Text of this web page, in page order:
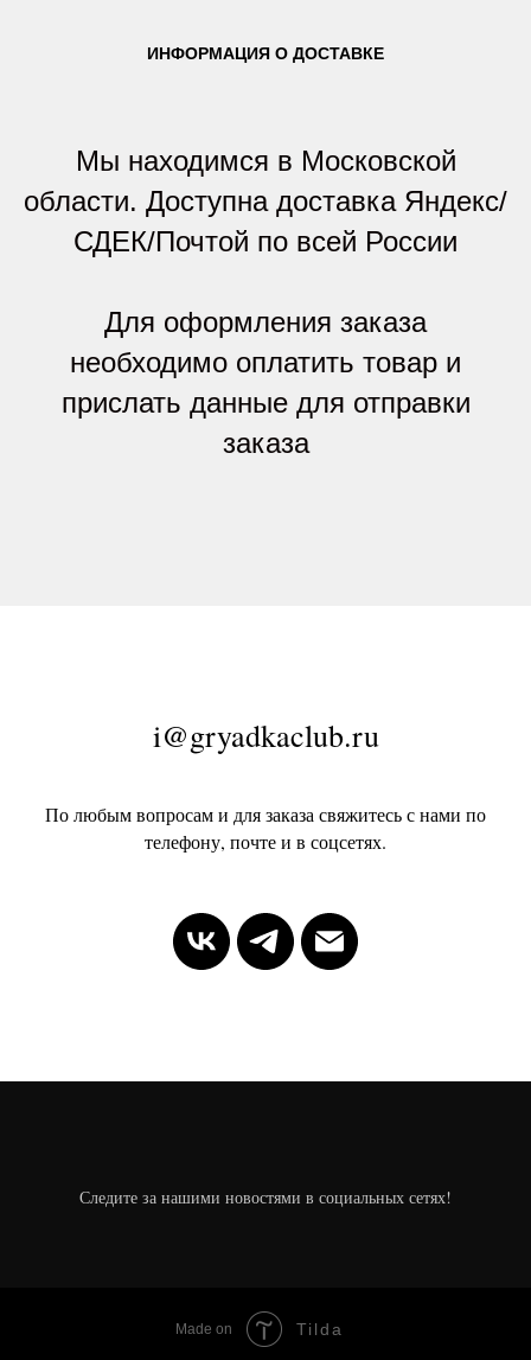
ИНФОРМАЦИЯ О ДОСТАВКЕ
Мы находимся в Московской
области. Доступна доставка Яндекс/
СДЕК/Почтой по всей России
Для оформления заказа
необходимо оплатить товар и
прислать данные для отправки
заказа
i@gryadkaclub.ru
По любым вопросам и для заказа свяжитесь с нами по
телефону, почте и в соцсетях.
Следите за нашими новостями в социальных сетях!
Made on Tilda